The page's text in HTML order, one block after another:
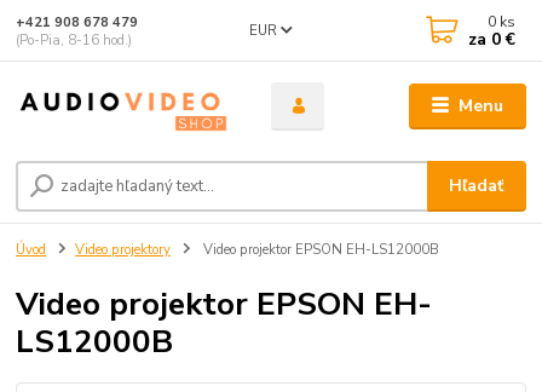
Menu
EUR
Hľadať
+421 908 678 479
(Po-Pia, 8-16 hod.)
0 ks
za 0 €
Úvod Video projektory Video projektor EPSON EH-LS12000B
Video projektor EPSON EH-
LS12000B